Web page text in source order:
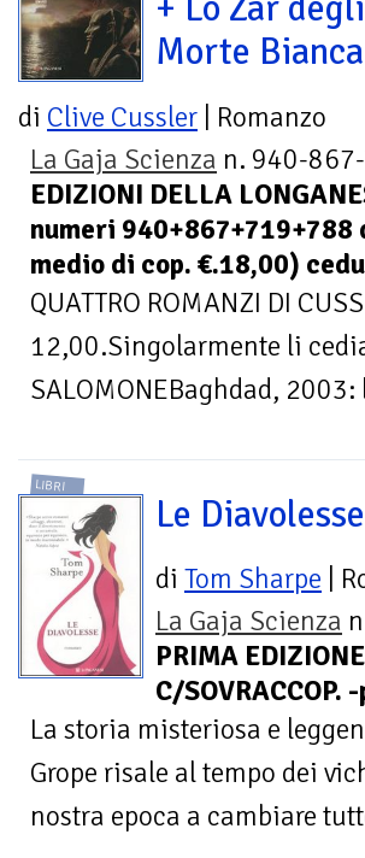
Morte Bianca
di Clive Cussler | Romanzo
La Gaja Scienza n. 940-
EDIZIONI DELLA
numeri 940+867+719+788
medio di cop. €.18,00)
QUATTRO ROMANZI DI
12,00.Singolarmente li
SALOMONEBaghdad,
LIBRI
Le Diavolesse
di Tom Sharpe |
La Gaja Scienza
PRIMA
C/
La storia misteriosa e
Grope risale al tempo dei
nostra epoca a cambiare